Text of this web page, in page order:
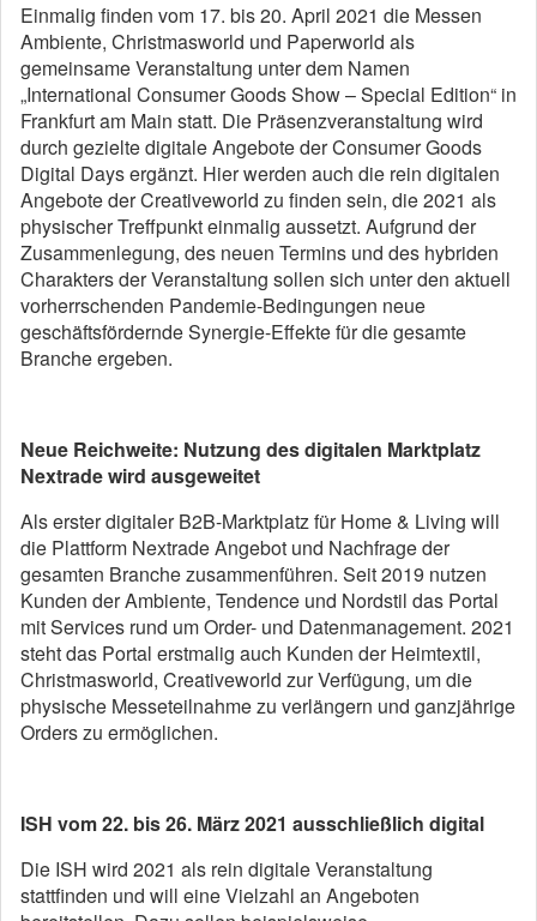
Einmalig finden vom 17. bis 20. April 2021 die Messen
Ambiente, Christmasworld und Paperworld als
gemeinsame Veranstaltung unter dem Namen
„International Consumer Goods Show – Special Edition“ in
Frankfurt am Main statt. Die Präsenzveranstaltung wird
durch gezielte digitale Angebote der Consumer Goods
Digital Days ergänzt. Hier werden auch die rein digitalen
Angebote der Creativeworld zu finden sein, die 2021 als
physischer Treffpunkt einmalig aussetzt. Aufgrund der
Zusammenlegung, des neuen Termins und des hybriden
Charakters der Veranstaltung sollen sich unter den aktuell
vorherrschenden Pandemie-Bedingungen neue
geschäftsfördernde Synergie-Effekte für die gesamte
Branche ergeben.
Neue Reichweite: Nutzung des digitalen Marktplatz
Nextradewird ausgeweitet
Als erster digitaler B2B-Marktplatz für Home & Living will
die Plattform Nextrade Angebot und Nachfrage der
gesamten Branche zusammenführen. Seit 2019 nutzen
Kunden der Ambiente, Tendence und Nordstil das Portal
mit Services rund um Order- und Datenmanagement. 2021
steht das Portal erstmalig auch Kunden der Heimtextil,
Christmasworld, Creativeworld zur Verfügung, um die
physische Messeteilnahme zu verlängern und ganzjährige
Orders zu ermöglichen.
ISH vom 22. bis 26. März 2021 ausschließlich digital
Die ISH wird 2021 als rein digitale Veranstaltung
stattfinden und will eine Vielzahl an Angeboten